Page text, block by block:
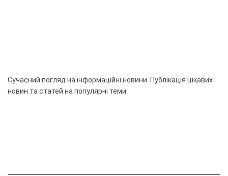
Сучасний погляд на інформаційні новини. Публікація цікавих
новин та статей на популярні теми.